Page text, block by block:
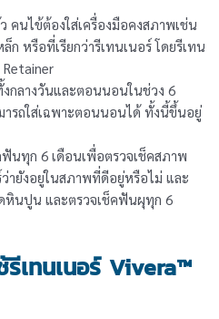
คนไข้ต้องใส่เครื่องมือคงสภาพเช่น
ก หรือที่เรียกว่ารีเทนเนอร์ โดยรีเทน
งกลางวันและตอนนอนในช่วง 6
ารถใส่เฉพาะตอนนอนได้ ทั้งนี้ขึ้นอยู่
นทุก 6 เดือนเพื่อตรวจเช็คสภาพ
ายังอยู่ในสภาพที่ดีอยู่หรือไม่ และ
นปูน และตรวจเช็คฟันผุทุก 6
รีเทนเนอร์ Vivera™